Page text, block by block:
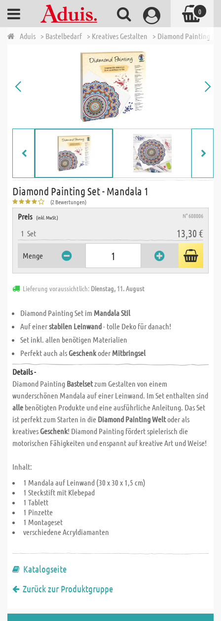
Aduis > Bastelbedarf > Kreatives Gestalten > Diamond Painting &
Diamond Painting Set - Mandala 1
(2 Bewertungen)
Preis (inkl. MwSt.) N° 608006
1 Set 13,30 €
Menge
Lieferung voraussichtlich: Dienstag, 11. August
Diamond Painting Set im Mandala Stil
Auf einerstabilen Leinwand- tolle Deko für danach!
Set inkl. allen benötigen Materialien
Perfekt auch als Geschenkoder Mitbringsel
Details -
Diamond Painting Bastelsetzum Gestalten von einem
wunderschönen Mandala auf einer Leinwand. Im Set enthalten sind
alle benötigten Produkte und eine ausführliche Anleitung. Das Set
ist perfekt zum Starten in die Diamond Painting Weltoder als
kreatives Geschenk! Diamond Painting fördert spielerisch die
motorischen Fähigkeiten und enspannt auf kreative Art und Weise!
Inhalt:
1 Mandala auf Leinwand (30 x 30 x 1,5 cm)
1 Steckstift mit Klebepad
1 Tablett
1 Pinzette
1 Montageset
verschiedene Acryldiamanten
Katalogseite
Zurück zur Produktgruppe
0